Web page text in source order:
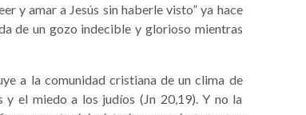
y amar a Jesús sin haberle visto” ya hace
de un gozo indecible y glorioso mientras
a la comunidad cristiana de un clima de
y el miedo a los judíos (Jn 20,19). Y no la